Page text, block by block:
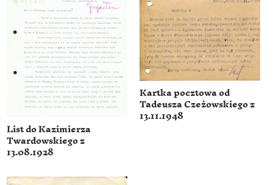
List do Kazimierza
Twardowskiego z
13.08.1928
Kartka pocztowa od
Tadeusza Czeżowskiego z
13.11.1948